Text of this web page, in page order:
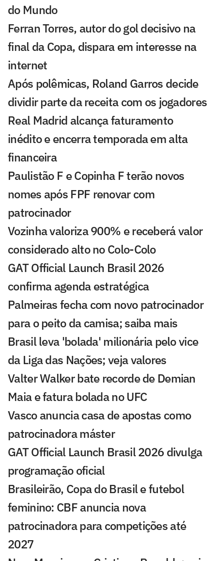
do Mundo
Ferran Torres, autor do gol decisivo na
final da Copa, dispara em interesse na
internet
Após polêmicas, Roland Garros decide
dividir parte da receita com os jogadores
Real Madrid alcança faturamento
inédito e encerra temporada em alta
financeira
Paulistão F e Copinha F terão novos
nomes após FPF renovar com
patrocinador
Vozinha valoriza 900% e receberá valor
considerado alto no Colo-Colo
GAT Official Launch Brasil 2026
confirma agenda estratégica
Palmeiras fecha com novo patrocinador
para o peito da camisa; saiba mais
Brasil leva 'bolada' milionária pelo vice
da Liga das Nações; veja valores
Valter Walker bate recorde de Demian
Maia e fatura bolada no UFC
Vasco anuncia casa de apostas como
patrocinadora máster
GAT Official Launch Brasil 2026 divulga
programação oficial
Brasileirão, Copa do Brasil e futebol
feminino: CBF anuncia nova
patrocinadora para competições até
2027